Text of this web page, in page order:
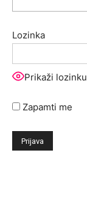
Lozinka
Prikaži lozinku
Zapamti me